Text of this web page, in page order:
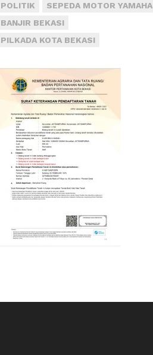
POLITIK
SEPEDA MOTOR YAMAHA
BANJIR BEKASI
PILKADA KOTA BEKASI